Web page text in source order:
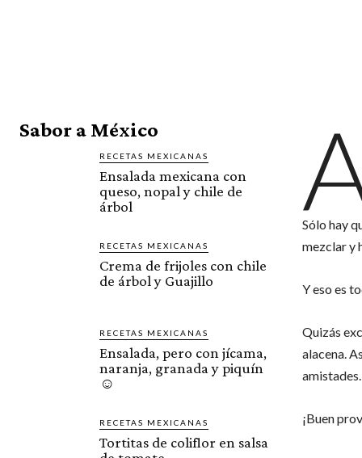
Sabor a México
RECETAS MEXICANAS
Ensalada mexicana con
queso, nopal y chile de
árbol
RECETAS MEXICANAS
Crema de frijoles con chile
de árbol y Guajillo
RECETAS MEXICANAS
Ensalada, pero con jícama,
naranja, granada y piquín
☺️
RECETAS MEXICANAS
Tortitas de coliflor en salsa
Sólo hay
mezclar y
Y eso es
Quizás
alacena.
amistades.
¡Buen